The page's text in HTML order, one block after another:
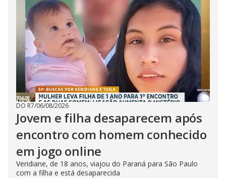
DO R7/06/08/2026
Jovem e filha desaparecem após
encontro com homem conhecido
em jogo online
Veridiane, de 18 anos, viajou do Paraná para São Paulo
com a filha e está desaparecida